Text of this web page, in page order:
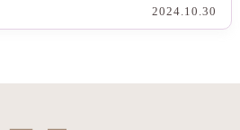
2024.10.30